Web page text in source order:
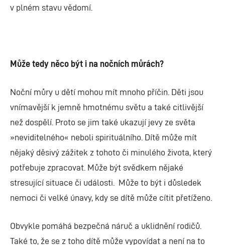
v plném stavu vědomí.
Může tedy něco být i na nočních můrách?
Noční můry u dětí mohou mít mnoho příčin. Děti jsou
vnímavější k jemně hmotnému světu a také citlivější
než dospělí. Proto se jim také ukazují jevy ze světa
»neviditelného« neboli spirituálního. Dítě může mít
nějaký děsivý zážitek z tohoto či minulého života, který
potřebuje zpracovat. Může být svědkem nějaké
stresující situace či události. Může to být i důsledek
nemoci či velké únavy, kdy se dítě může cítit přetíženo.
Obvykle pomáhá bezpečná náruč a uklidnění rodičů.
Také to, že se z toho dítě může vypovídat a není na to